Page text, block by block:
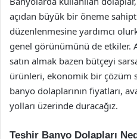
açıdan büyük bir öneme
düzenlenmesine yardımcı
genel görünümünü de etkiler.
satın almak bazen bütçeyi
ürünleri, ekonomik bir çözüm
banyo dolaplarının fiyatları,
yolları üzerinde duracağız.
Teşhir Banyo Dolapları